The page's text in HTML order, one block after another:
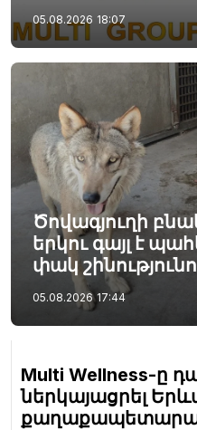
05.08.2026 18:07
Ծովագյուղի
երկու գայլ է
փակ
05.08.2026 17:44
Multi Wellness-ը
ներկայացրել